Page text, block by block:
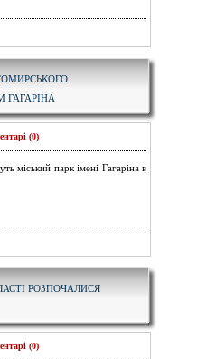
ГАГАРІНА
(0)
міський парк імені Гагаріна в
РОЗПОЧАЛИСЯ
(0)